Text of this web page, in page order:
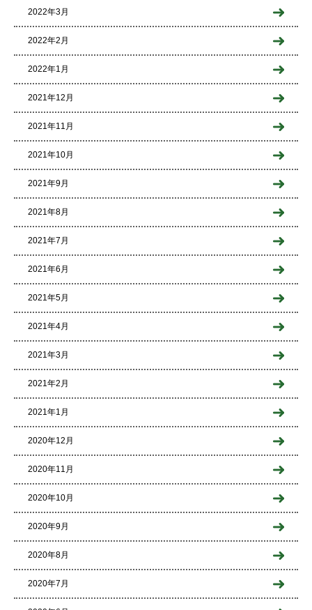
2022年3月
2022年2月
2022年1月
2021年12月
2021年11月
2021年10月
2021年9月
2021年8月
2021年7月
2021年6月
2021年5月
2021年4月
2021年3月
2021年2月
2021年1月
2020年12月
2020年11月
2020年10月
2020年9月
2020年8月
2020年7月